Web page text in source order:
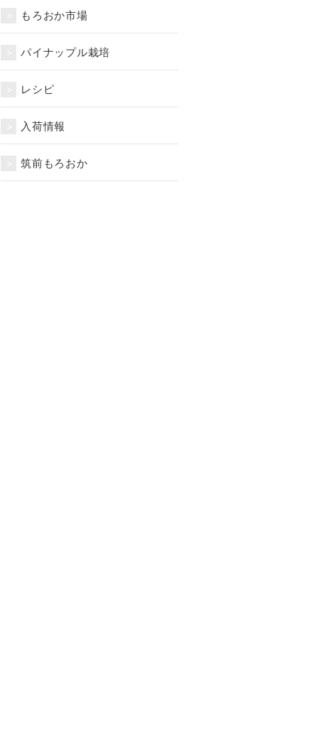
もろおか市場
パイナップル栽培
レシピ
入荷情報
筑前もろおか